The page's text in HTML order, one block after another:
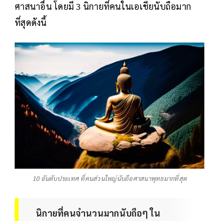
ศาสนาอื่น โดยมี 3 นิกายที่คนในเอเชียนับถือมาก
ที่สุดดังนี้
10 อันดับประเทศ ที่คนส่วนใหญ่นับถือศาสนาพุทธมากที่สุด
นิกายที่คนจำนวนมากนับถือๆ ใน